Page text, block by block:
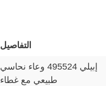
التفاصيل
إبيلي 495524 وعاء نحاسي
طبيعي مع غطاء